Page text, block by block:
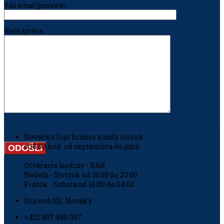
Váš email (povinné)
Vaša správa
Novácku ligu hráme každý utorok
o 18:00 hod. od septembra do júna
Otváracie hodiny - BAR
Nedeľa - Štvrtok od 16:00 do 23:00
Piatok - Sobota od 16:00 do 04:00
Štúrová 101, Nováky
+421 907 480 007